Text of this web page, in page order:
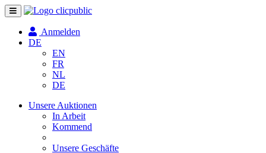
Navigation
umschalten
Anmelden
DE
EN
FR
NL
DE
Unsere Auktionen
In Arbeit
Kommend
Unsere Geschäfte